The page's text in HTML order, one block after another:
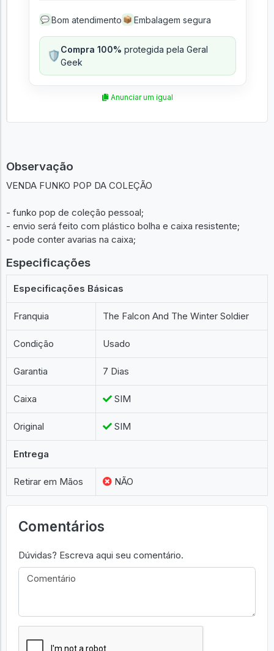
💬 Bom atendimento 📦 Embalagem segura
🛡️Compra 100% protegida pela Geral
Geek
Anunciar um igual
Observação
VENDA FUNKO POP DA COLEÇÃO
- funko pop de coleção pessoal;
- envio será feito com plástico bolha e caixa resistente;
- pode conter avarias na caixa;
Especificações
Especificações Básicas
Franquia The Falcon And The Winter Soldier
Condição Usado
Garantia 7 Dias
Caixa SIM
Original SIM
Entrega
Retirar em Mãos NÃO
Comentários
Dúvidas? Escreva aqui seu comentário.